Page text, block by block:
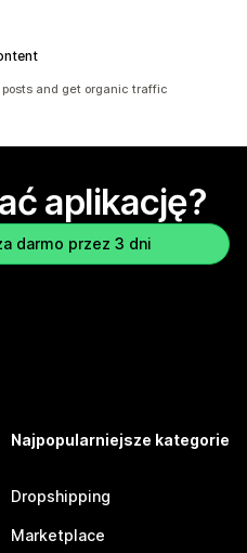
posts and get organic traffic
aplikację?
darmo przez 3 dni
Najpopularniejsze kategorie
Dropshipping
Marketplace